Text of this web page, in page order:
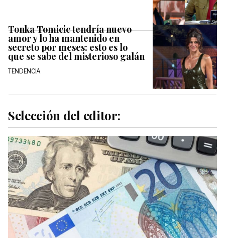
Tonka Tomicic tendría nuevo
amor y lo ha mantenido en
secreto por meses: esto es lo
que se sabe del misterioso galán
TENDENCIA
Selección del editor: